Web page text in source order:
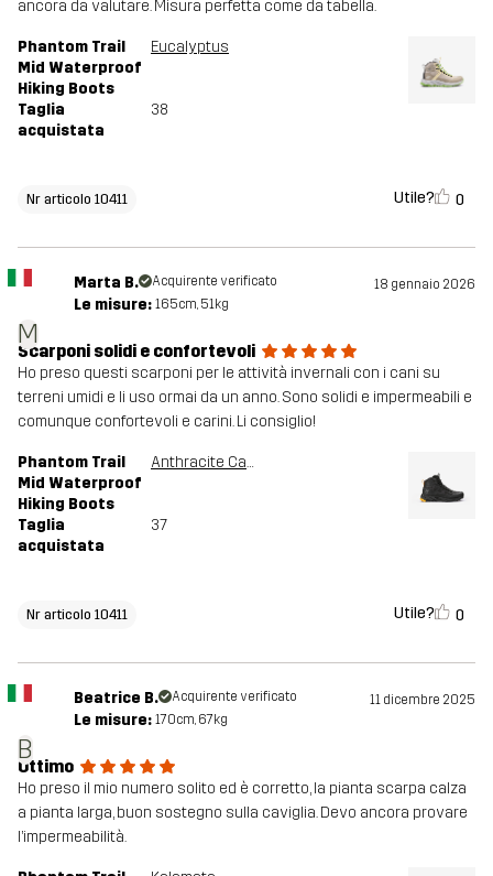
ancora da valutare. Misura perfetta come da tabella.
Phantom Trail
Mid Waterproof
Hiking Boots
Eucalyptus
Taglia
acquistata
38
Nr articolo 10411 Utile? 0
M
Marta B. Acquirente verificato 18 gennaio 2026
Le misure: 165cm, 51kg
Scarponi solidi e confortevoli
Ho preso questi scarponi per le attività invernali con i cani su
terreni umidi e li uso ormai da un anno. Sono solidi e impermeabili e
comunque confortevoli e carini. Li consiglio!
Phantom Trail
Mid Waterproof
Hiking Boots
Anthracite Camo
Taglia
acquistata
37
Nr articolo 10411 Utile? 0
B
Beatrice B. Acquirente verificato 11 dicembre 2025
Le misure: 170cm, 67kg
Ottimo
Ho preso il mio numero solito ed è corretto, la pianta scarpa calza
a pianta larga, buon sostegno sulla caviglia. Devo ancora provare
l’impermeabilità.